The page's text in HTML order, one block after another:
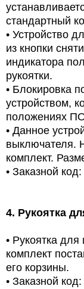
стандартный
• Устройство
из кнопки
индикатора
рукоятки.
• Блокировка
устройством,
положениях
• Данное
выключателя.
комплект.
• Заказной
4. Рукоятка
• Рукоятка для
комплект
его корзины.
• Заказной